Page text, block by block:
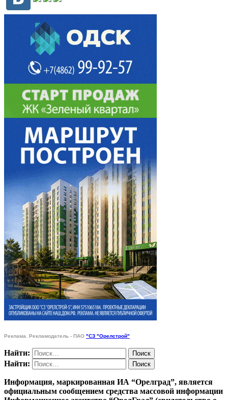
Реклама. Рекламодатель - ПАО "СЗ "Орелстрой"
Найти:
Найти:
Информация, маркированная ИА “Орелград”, является
официальным сообщением средства массовой информации